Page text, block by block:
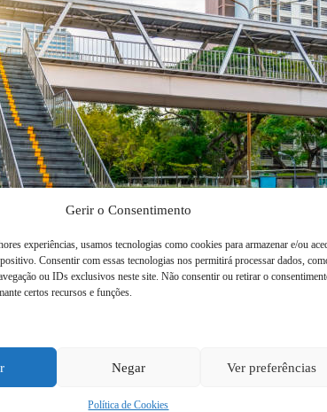
Gerir o Consentimento
experiências, usamos tecnologias como cookies para armazenar e/ou
Consentir com essas tecnologias nos permitirá processar dados,
ou IDs exclusivos neste site. Não consentir ou retirar o
certos recursos e funções.
Negar Ver preferências
Política de Cookies
ela merece, investindo na sua valorização,
se o espaço público envolvente permanece ao